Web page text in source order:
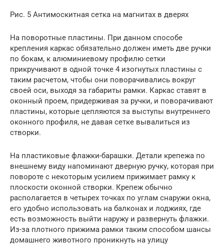
Рис. 5 Антимоскитная сетка на магнитах в дверях
На поворотные пластины. При данном способе
крепления каркас обязательно должен иметь две ручки
по бокам, к алюминиевому профилю сетки
прикручивают в одной точке 4 изогнутых пластины с
таким расчетом, чтобы они поворачивались вокруг
своей оси, выходя за габариты рамки. Каркас ставят в
оконный проем, придерживая за ручки, и поворачивают
пластины, которые цепляются за выступы внутреннего
оконного профиля, не давая сетке вывалиться из
створки.
На пластиковые флажки-барашки. Детали крепежа по
внешнему виду напоминают дверную ручку, которая при
повороте с некоторым усилием прижимает рамку к
плоскости оконной створки. Крепеж обычно
располагается в четырех точках по углам снаружи окна,
его удобно использовать на балконах и лоджиях, где
есть возможность выйти наружу и развернуть флажки.
Из-за плотного прижима рамки таким способом шансы
домашнего животного проникнуть на улицу